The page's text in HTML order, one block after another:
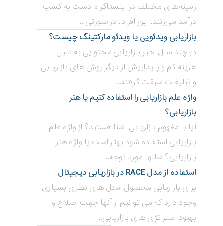
زمینه‌های مختلف در اینستاگرام دست به کسب
درآمد می‌زنند. این افراد، در صورتی...
بازاریابی ویدئویی ‌یا ویدئو مارکتینگ چیست؟
در چند سال اخیر بازاریابی محتوایی به دلیل
هزینه کم و پایداریش از دیگر روش های بازاریابی
و تبلیغات سبقت گرفته...
واژه علم بازاریابی را استفاده کنیم یا هنر
بازاریابی؟
آیا با مفهوم بازاریابی آشنا هستید؟ از واژه علم
بازاریابی استفاده شود بهتر است یا واژه هنر
بازاریابی؟ سالها مورد توجه...
استفاده از مدل RACE در بازاریابی دیجیتال
برای بازاریابی محصول مدل های نظری بسیاری
وجود دارد که می توانیم از آنها جهت اصلاح و
بهبود استراتژی های بازاریابی...